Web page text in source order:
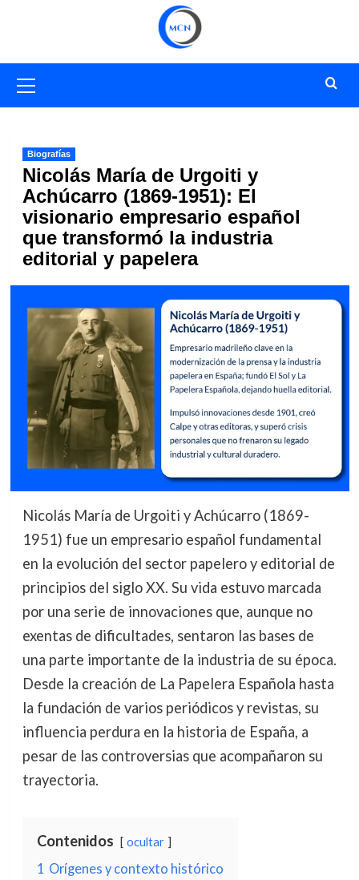
primario
Biografías
Nicolás María de Urgoiti y
Achúcarro (1869-1951): El
visionario empresario español
que transformó la industria
editorial y papelera
Nicolás María de Urgoiti y Achúcarro (1869-
1951) fue un empresario español fundamental
en la evolución del sector papelero y editorial de
principios del siglo XX. Su vida estuvo marcada
por una serie de innovaciones que, aunque no
exentas de dificultades, sentaron las bases de
una parte importante de la industria de su época.
Desde la creación de La Papelera Española hasta
la fundación de varios periódicos y revistas, su
influencia perdura en la historia de España, a
pesar de las controversias que acompañaron su
trayectoria.
Contenidos ocultar
1 Orígenes y contexto histórico